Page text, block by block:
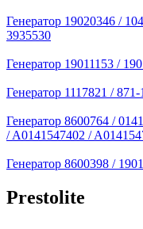
Генератор 19020346 /
3935530
Генератор 19011153 /
Генератор 1117821 /
Генератор 8600764 /
/ A0141547402 /
Генератор 8600398 /
Prestolite